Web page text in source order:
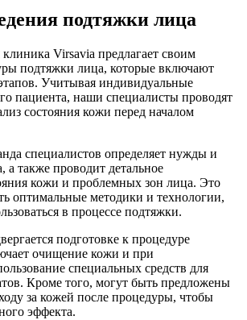
подтяжки лица
Virsavia предлагает своим
подтяжки лица, которые включают
Учитывая индивидуальные
пациента, наши специалисты проводят
состояния кожи перед началом
специалистов определяет нужды и
а также проводит детальное
кожи и проблемных зон лица. Это
оптимальные методики и технологии,
в процессе подтяжки.
подготовке к процедуре
очищение кожи и при
специальных средств для
Кроме того, могут быть предложены
за кожей после процедуры, чтобы
эффекта.